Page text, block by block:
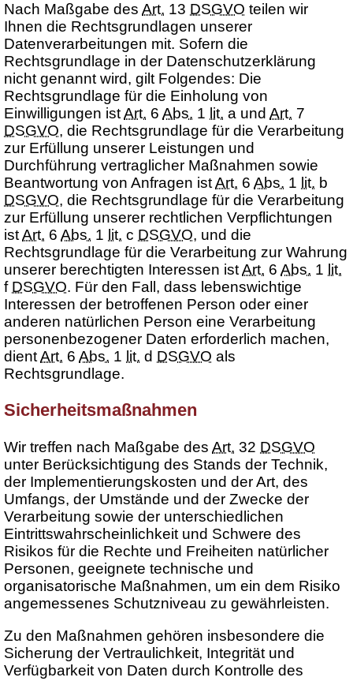
Nach Maßgabe des Art. 13 DSGVO teilen wir
Ihnen die Rechtsgrundlagen unserer
Datenverarbeitungen mit. Sofern die
Rechtsgrundlage in der Datenschutzerklärung
nicht genannt wird, gilt Folgendes: Die
Rechtsgrundlage für die Einholung von
Einwilligungen istArt. 6 Abs. 1 lit. a und Art. 7
DSGVO, die Rechtsgrundlage für die Verarbeitung
zur Erfüllung unserer Leistungen und
Durchführung vertraglicher Maßnahmen sowie
Beantwortung von Anfragen istArt. 6 Abs. 1 lit. b
DSGVO, die Rechtsgrundlage für die Verarbeitung
zur Erfüllung unserer rechtlichen Verpflichtungen
istArt. 6 Abs. 1 lit. c DSGVO, und die
Rechtsgrundlage für die Verarbeitung zur Wahrung
unserer berechtigten Interessen istArt. 6 Abs. 1 lit.
f DSGVO. Für den Fall, dass lebenswichtige
Interessen der betroffenen Person oder einer
anderen natürlichen Person eine Verarbeitung
personenbezogener Daten erforderlich machen,
dientArt. 6 Abs. 1 lit. d DSGVO als
Rechtsgrundlage.
Sicherheitsmaßnahmen
Wir treffen nach Maßgabe des Art. 32 DSGVO
unter Berücksichtigung des Stands der Technik,
der Implementierungskosten und der Art, des
Umfangs, der Umstände und der Zwecke der
Verarbeitung sowie der unterschiedlichen
Eintrittswahrscheinlichkeit und Schwere des
Risikos für die Rechte und Freiheiten natürlicher
Personen, geeignete technische und
organisatorische Maßnahmen, um ein dem Risiko
angemessenes Schutzniveau zu gewährleisten.
Zu den Maßnahmen gehören insbesondere die
Sicherung der Vertraulichkeit, Integrität und
Verfügbarkeit von Daten durch Kontrolle des